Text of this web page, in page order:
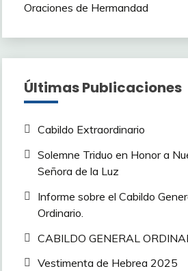
Oraciones de Hermandad
Últimas Publicaciones
Cabildo Extraordinario
Solemne Triduo en Honor a
Señora de la Luz
Informe sobre el Cabildo
Ordinario.
CABILDO GENERAL
Vestimenta de Hebrea 2025